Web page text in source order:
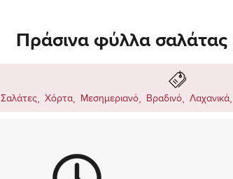
Πράσινα φύλλα
Σαλάτες, Χόρτα, Μεσημεριανό, Βραδινό, Λαχανικά,